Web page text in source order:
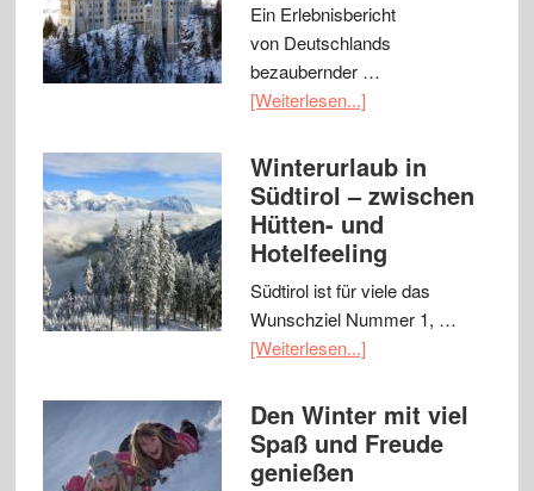
Ein Erlebnisbericht
von Deutschlands
bezaubernder …
[Weiterlesen...]
Winterurlaub in
Südtirol – zwischen
Hütten- und
Hotelfeeling
Südtirol ist für viele das
Wunschziel Nummer 1, …
[Weiterlesen...]
Den Winter mit viel
Spaß und Freude
genießen